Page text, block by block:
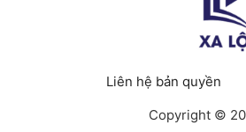
Liên hệ bản quyền
Copyright ©